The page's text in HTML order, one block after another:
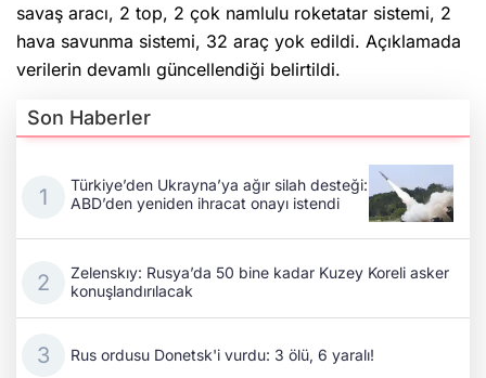
savaş aracı, 2 top, 2 çok namlulu roketatar sistemi, 2
hava savunma sistemi, 32 araç yok edildi. Açıklamada
verilerin devamlı güncellendiği belirtildi.
Son Haberler
Türkiye’den Ukrayna’ya ağır silah desteği:
ABD’den yeniden ihracat onayı istendi
Zelenskıy: Rusya’da 50 bine kadar Kuzey Koreli asker
konuşlandırılacak
Rus ordusu Donetsk'i vurdu: 3 ölü, 6 yaralı!